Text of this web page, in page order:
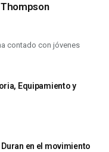
contado con jóvenes
Equipamiento y
en el movimiento